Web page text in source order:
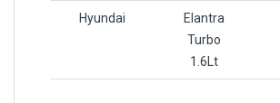
Hyundai
Elantra
Turbo
1.6Lt